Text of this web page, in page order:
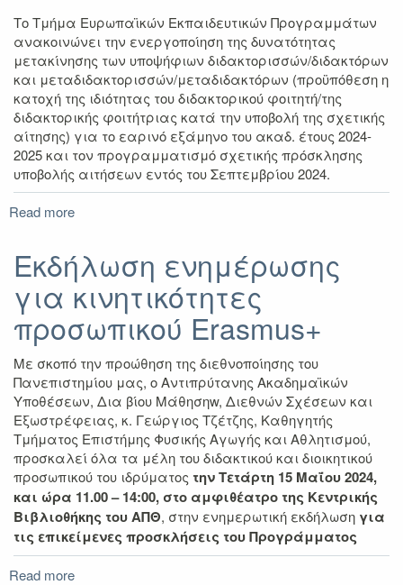
Το Τμήμα Ευρωπαϊκών Εκπαιδευτικών Προγραμμάτων
ανακοινώνει την ενεργοποίηση της δυνατότητας
μετακίνησης των υποψήφιων διδακτορισσών/διδακτόρων
και μεταδιδακτορισσών/μεταδιδακτόρων (προϋπόθεση η
κατοχή της ιδιότητας του διδακτορικού φοιτητή/της
διδακτορικής φοιτήτριας κατά την υποβολή της σχετικής
αίτησης) για το εαρινό εξάμηνο του ακαδ. έτους 2024-
2025 και τον προγραμματισμό σχετικής πρόσκλησης
υποβολής αιτήσεων εντός του Σεπτεμβρίου 2024.
Read more
αιτήσεων
για
βραχυχρόνια
κινητικότητα
υποψήφιων
διδακτορισσών/
διδακτόρων
Εκδήλωση ενημέρωσης
για κινητικότητες
προσωπικού Erasmus+
Με σκοπό την προώθηση της διεθνοποίησης του
Πανεπιστημίου μας, o Αντιπρύτανης Ακαδημαϊκών
Υποθέσεων, Δια βίου Μάθησηw, Διεθνών Σχέσεων και
Εξωστρέφειας, κ. Γεώργιος Τζέτζης, Καθηγητής
Τμήματος Επιστήμης Φυσικής Αγωγής και Αθλητισμού,
προσκαλεί όλα τα μέλη του διδακτικού και διοικητικού
προσωπικού του ιδρύματος την Τετάρτη 15 Μαΐου 2024,
και ώρα 11.00 – 14:00, στο αμφιθέατρο της Κεντρικής
Βιβλιοθήκης του ΑΠΘ, στην ενημερωτική εκδήλωση για
τις επικείμενες προσκλήσεις του Προγράμματος
Read more